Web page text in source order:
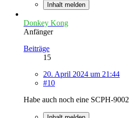
Inhalt melden
Donkey Kong
Anfänger
Beiträge
15
20. April 2024 um 21:44
#10
Habe auch noch eine SCPH-